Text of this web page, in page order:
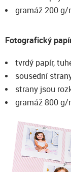
gramáž 200 g/
Fotografický
tvrdý papír,
sousední
strany jsou
gramáž 800 g/